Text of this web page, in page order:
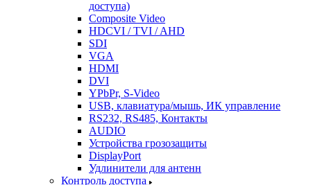
доступа)
Composite Video
HDCVI / TVI / AHD
SDI
VGA
HDMI
DVI
YPbPr, S-Video
USB, клавиатура/мышь, ИК управление
RS232, RS485, Контакты
AUDIO
Устройства грозозащиты
DisplayPort
Удлинители для антенн
Контроль доступа